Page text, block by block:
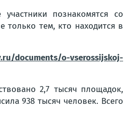
познакомятся со
только тем, кто находится в
documents/o-vserossijskoj-
2,7 тысяч площадок,
938 тысяч человек. Всего